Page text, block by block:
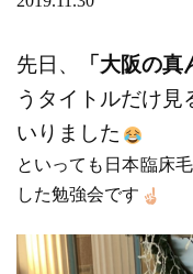
先日、 「大阪の
うタイトルだけ見
いりました
といっても日本臨床
した勉強会です